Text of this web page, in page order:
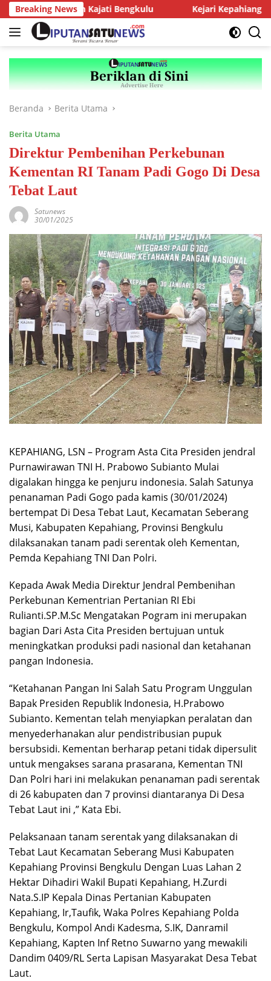
Langsung
ke
konten
Breaking News
dengan Kajati Bengkulu Kejari Kepahiang
Beranda Berita Utama
Berita Utama
Direktur Pembenihan Perkebunan
Kementan RI Tanam Padi Gogo Di Desa
Tebat Laut
Satunews
30/01/2025
KEPAHIANG, LSN – Program Asta Cita Presiden jendral
Purnawirawan TNI H. Prabowo Subianto Mulai
digalakan hingga ke penjuru indonesia. Salah Satunya
penanaman Padi Gogo pada kamis (30/01/2024)
bertempat Di Desa Tebat Laut, Kecamatan Seberang
Musi, Kabupaten Kepahiang, Provinsi Bengkulu
dilaksanakan tanam padi serentak oleh Kementan,
Pemda Kepahiang TNI Dan Polri.
Kepada Awak Media Direktur Jendral Pembenihan
Perkebunan Kementrian Pertanian RI Ebi
Rulianti.SP.M.Sc Mengatakan Pogram ini merupakan
bagian Dari Asta Cita Presiden bertujuan untuk
meningkatkan produksi padi nasional dan ketahanan
pangan Indonesia.
“Ketahanan Pangan Ini Salah Satu Program Unggulan
Bapak Presiden Republik Indonesia, H.Prabowo
Subianto. Kementan telah menyiapkan peralatan dan
menyederhanakan alur pendistribusian pupuk
bersubsidi. Kementan berharap petani tidak dipersulit
untuk mengakses sarana prasarana, Kementan TNI
Dan Polri hari ini melakukan penanaman padi serentak
di 26 kabupaten dan 7 provinsi diantaranya Di Desa
Tebat Laut ini ,” Kata Ebi.
Pelaksanaan tanam serentak yang dilaksanakan di
Tebat Laut Kecamatan Seberang Musi Kabupaten
Kepahiang Provinsi Bengkulu Dengan Luas Lahan 2
Hektar Dihadiri Wakil Bupati Kepahiang, H.Zurdi
Nata.S.IP Kepala Dinas Pertanian Kabupaten
Kepahiang, Ir,Taufik, Waka Polres Kepahiang Polda
Bengkulu, Kompol Andi Kadesma, S.IK, Danramil
Kepahiang, Kapten Inf Retno Suwarno yang mewakili
Dandim 0409/RL Serta Lapisan Masyarakat Desa Tebat
Laut.